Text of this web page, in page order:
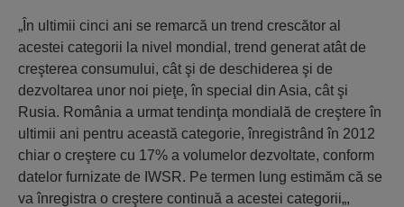
„În ultimii cinci ani se remarcă un trend crescător al
acestei categorii la nivel mondial, trend generat atât de
creşterea consumului, cât şi de deschiderea şi de
dezvoltarea unor noi pieţe, în special din Asia, cât şi
Rusia. România a urmat tendinţa mondială de creştere în
ultimii ani pentru această categorie, înregistrând în 2012
chiar o creştere cu 17% a volumelor dezvoltate, conform
datelor furnizate de IWSR. Pe termen lung estimăm că se
va înregistra o creştere continuă a acestei categorii„,